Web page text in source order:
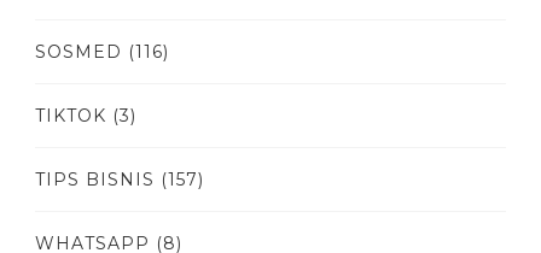
SOSMED (116)
TIKTOK (3)
TIPS BISNIS (157)
WHATSAPP (8)